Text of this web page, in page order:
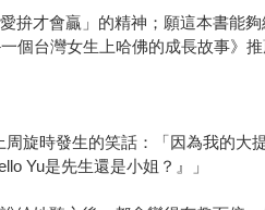
拚才會贏」的精神；願這本書能
個台灣女生上哈佛的成長故事》
旋時發生的笑話：「因為我的大
Yu是先生還是小姐？』」